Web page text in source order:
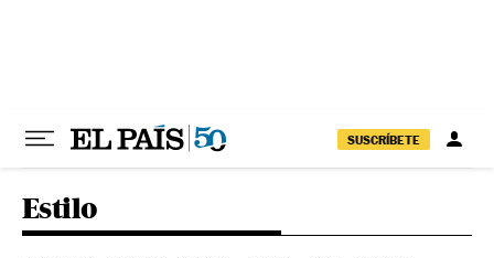
SUSCRÍBETE
Estilo